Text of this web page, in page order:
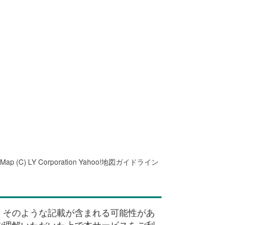
(C) LY Corporation Yahoo!地図ガイドライン
のような記載が含まれる可能性があ